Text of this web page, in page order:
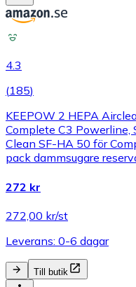
4.3
(185)
KEEPOW 2 HEPA
Complete C3
Clean SF-HA 50 för
pack dammsugare
272 kr
272,00 kr/st
Leverans: 0-6 dagar
Till butik